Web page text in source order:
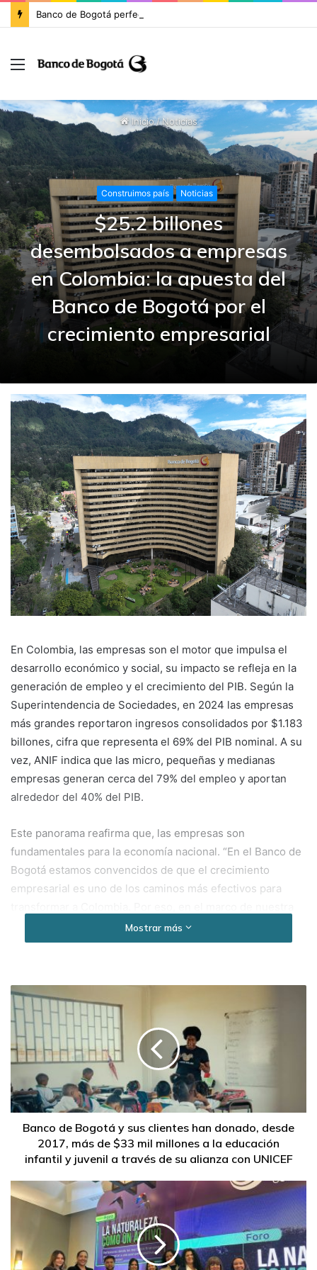
Inicio/Noticias
Construimos país Noticias
$25.2 billones
desembolsados a empresas
en Colombia: la apuesta del
Banco de Bogotá por el
crecimiento empresarial
En Colombia, las empresas son el motor que impulsa el
desarrollo económico y social, su impacto se refleja en la
generación de empleo y el crecimiento del PIB. Según la
Superintendencia de Sociedades, en 2024 las empresas
más grandes reportaron ingresos consolidados por $1.183
billones, cifra que representa el 69% del PIB nominal. A su
vez, ANIF indica que las micro, pequeñas y medianas
empresas generan cerca del 79% del empleo y aportan
alrededor del 40% del PIB.
Este panorama reafirma que, las empresas son
fundamentales para la economía nacional. “En el Banco de
Bogotá estamos convencidos de que el crecimiento
empresarial es uno de los caminos más efectivos para
estrategia corporativa nos hemos enfocado en ofrecer
productos y servicios financieros que apalanquen el tejido
generando un impacto positivo en la sociedad”, afirma
César Prado Villegas, presidente del Banco de Bogotá.
Con esta visión, en los últimos 18 meses, la entidad
financiera ha apoyado a las empresas con operaciones de
crédito en moneda legal y extranjera por $81 billones; y
durante 2025 ha realizado desembolsos cercanos a $25.2
billones a empresas de todos los tamaños, reafirmando su
compromiso con el crecimiento empresarial. Uno de los
proyectos emblemáticos financiados por el banco es la
primera línea del Metro de Bogotá, en alianza con la Banca
de Inversión de Aval.
Este proyecto recibió un financiamiento de $400 mil
millones y tendrá un impacto estructural en la movilidad
Mostrar más
Banco de Bogotá y sus clientes han donado, desde
2017, más de $33 mil millones a la educación
infantil y juvenil a través de su alianza con UNICEF